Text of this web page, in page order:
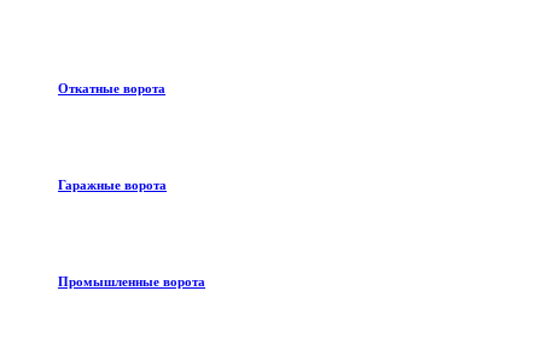
Откатные ворота
Гаражные ворота
Промышленные ворота